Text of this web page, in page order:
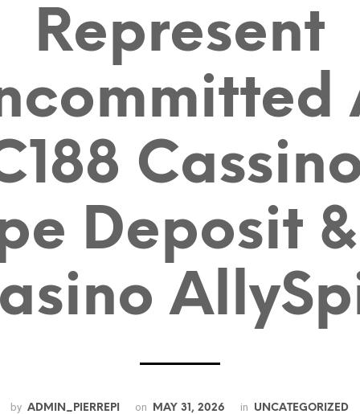
Represent
Deposit
by ADMIN_PIERREPI on MAY 31, 2026 in UNCATEGORIZED